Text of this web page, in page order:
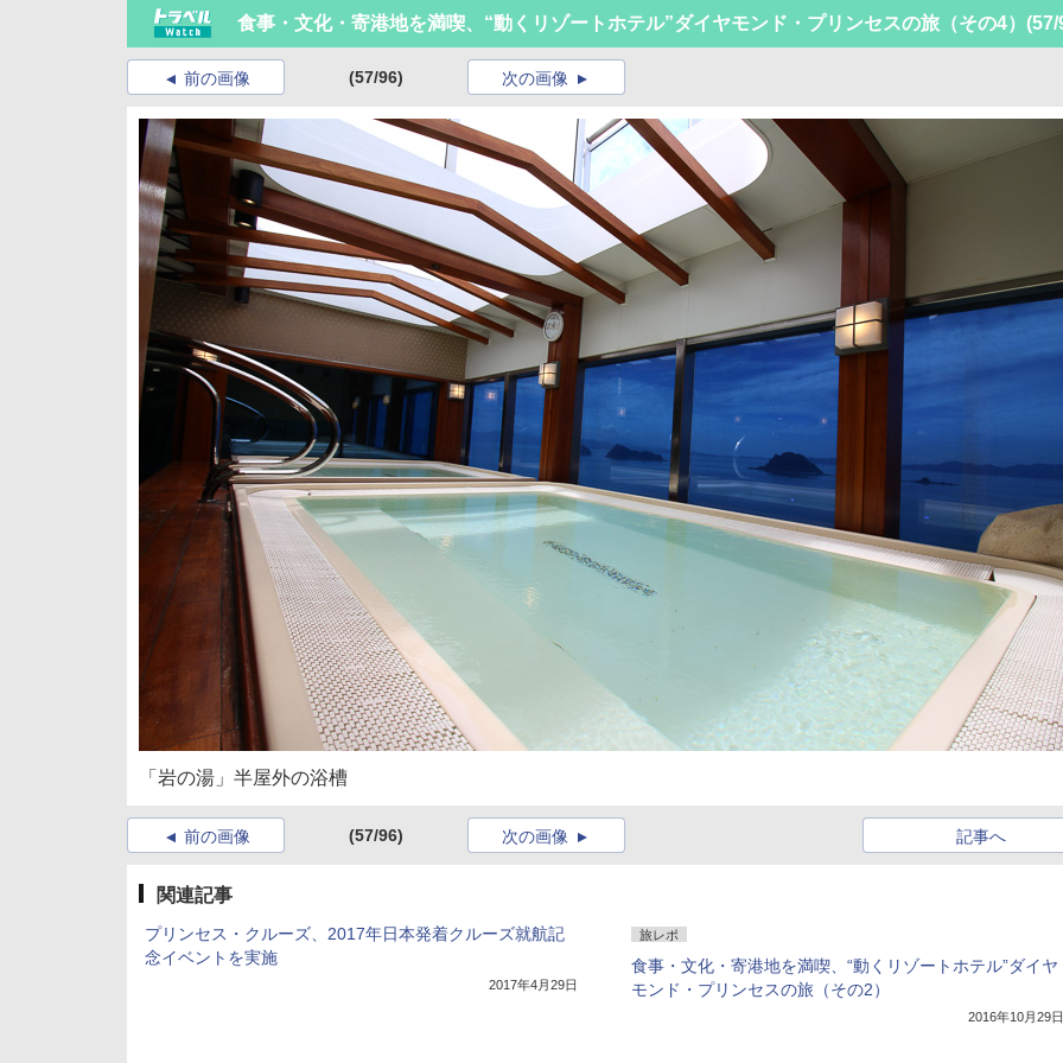
食事・文化・寄港地を満喫、“動くリゾートホテル”ダイヤモンド・プリンセスの旅（その4） (57/
前の画像 (57/96) 次の画像
「岩の湯」半屋外の浴槽
前の画像 (57/96) 記事へ
次の画像
関連記事
プリンセス・クルーズ、2017年日本発着クルーズ就航記
念イベントを実施
2017年4月29日
旅レポ
食事・文化・寄港地を満喫、“動くリゾートホテル”ダイヤ
モンド・プリンセスの旅（その2）
2016年10月29日